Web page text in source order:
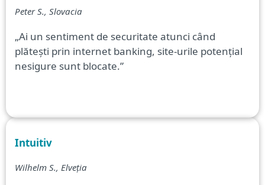
Peter S., Slovacia
„Ai un sentiment de securitate atunci când
plătești prin internet banking, site-urile potențial
nesigure sunt blocate.”
Intuitiv
Wilhelm S., Elveția